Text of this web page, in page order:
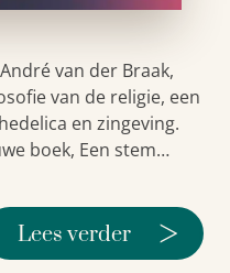
van der Braak,
van de religie, een
en zingeving.
boek, Een stem…
Lees verder >